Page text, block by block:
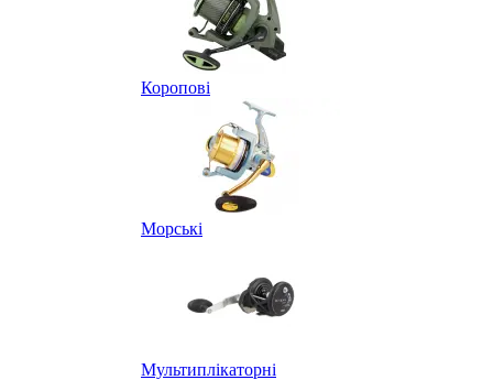
Коропові
Морські
Мультиплікаторні